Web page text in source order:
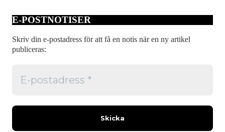
E-POSTNOTISER
Skriv din e-postadress för att få en notis när en ny artikel
publiceras: